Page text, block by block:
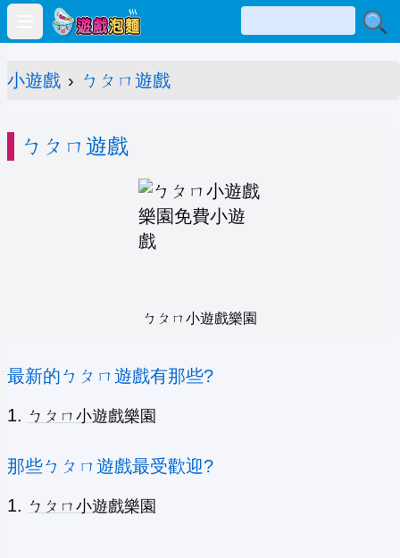
Open main menu
小遊戲 › ㄅㄆㄇ遊戲
ㄅㄆㄇ遊戲
ㄅㄆㄇ小遊戲樂園
最新的ㄅㄆㄇ遊戲有那些?
ㄅㄆㄇ小遊戲樂園
那些ㄅㄆㄇ遊戲最受歡迎?
ㄅㄆㄇ小遊戲樂園